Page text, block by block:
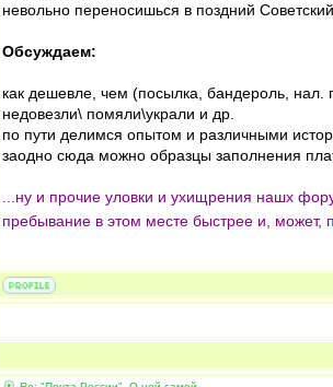
невольно переносишься в поздний
Обсуждаем:
как дешевле, чем (посылка, бандероль, нал.
недовезли\ помяли\украли и др.
по пути делимся опытом и различными
заодно сюда можно образцы заполнения
...ну и прочие уловки и ухищрения нашх
пребывание в этом месте быстрее и, может,